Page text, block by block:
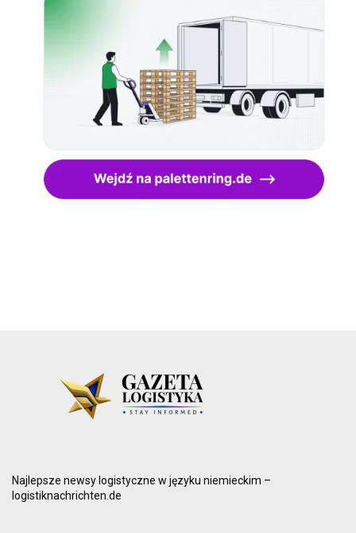
Najlepsze newsy logistyczne w języku niemieckim –
logistiknachrichten.de